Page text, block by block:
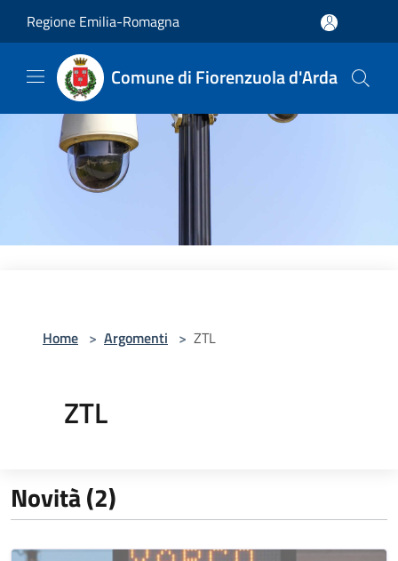
Regione Emilia-Romagna
Comune di Fiorenzuola d'Arda
Home > Argomenti > ZTL
ZTL
Novità (2)